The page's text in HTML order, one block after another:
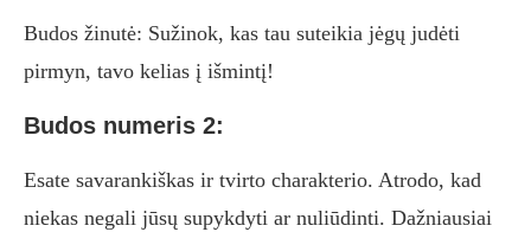
Budos žinutė: Sužinok, kas tau suteikia jėgų judėti
pirmyn, tavo kelias į išmintį!
Budos numeris 2:
Esate savarankiškas ir tvirto charakterio. Atrodo, kad
niekas negali jūsų supykdyti ar nuliūdinti. Dažniausiai